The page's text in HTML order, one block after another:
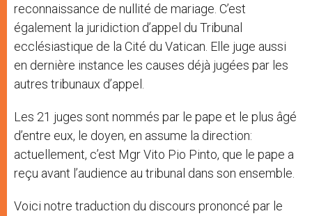
reconnaissance de nullité de mariage. C’est
également la juridiction d’appel du Tribunal
ecclésiastique de la Cité du Vatican. Elle juge aussi
en dernière instance les causes déjà jugées par les
autres tribunaux d’appel.
Les 21 juges sont nommés par le pape et le plus âgé
d’entre eux, le doyen, en assume la direction:
actuellement, c’est Mgr Vito Pio Pinto, que le pape a
reçu avant l’audience au tribunal dans son ensemble.
Voici notre traduction du discours prononcé par le